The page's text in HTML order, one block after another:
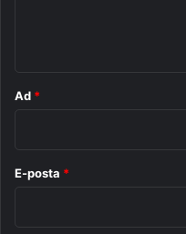
Ad *
E-posta *